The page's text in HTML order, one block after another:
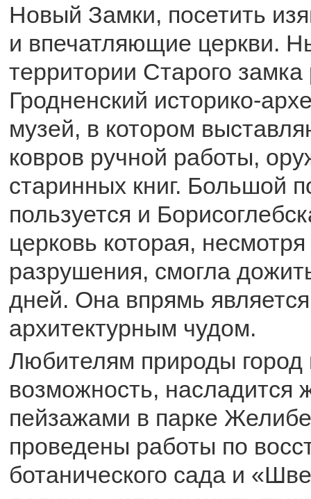
Новый Замки, посетить
и впечатляющие церкви.
территории Старого замка
Гродненский историко-
музей, в котором
ковров ручной работы,
старинных книг. Большой
пользуется и
церковь которая,
разрушения, смогла
дней. Она впрямь является
архитектурным чудом.
Любителям природы город
возможность, насладится
пейзажами в парке
проведены работы по
ботанического сада и